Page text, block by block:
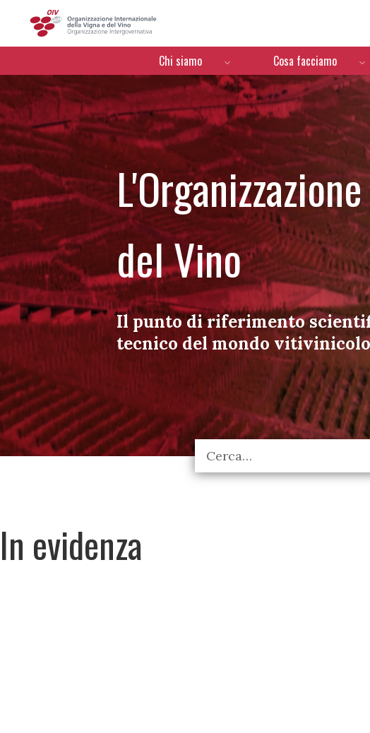
Menú de navegación
Chi siamo Cosa facciamo
del Vino
Il punto di riferimento
tecnico del mondo vitivinicolo
In evidenza